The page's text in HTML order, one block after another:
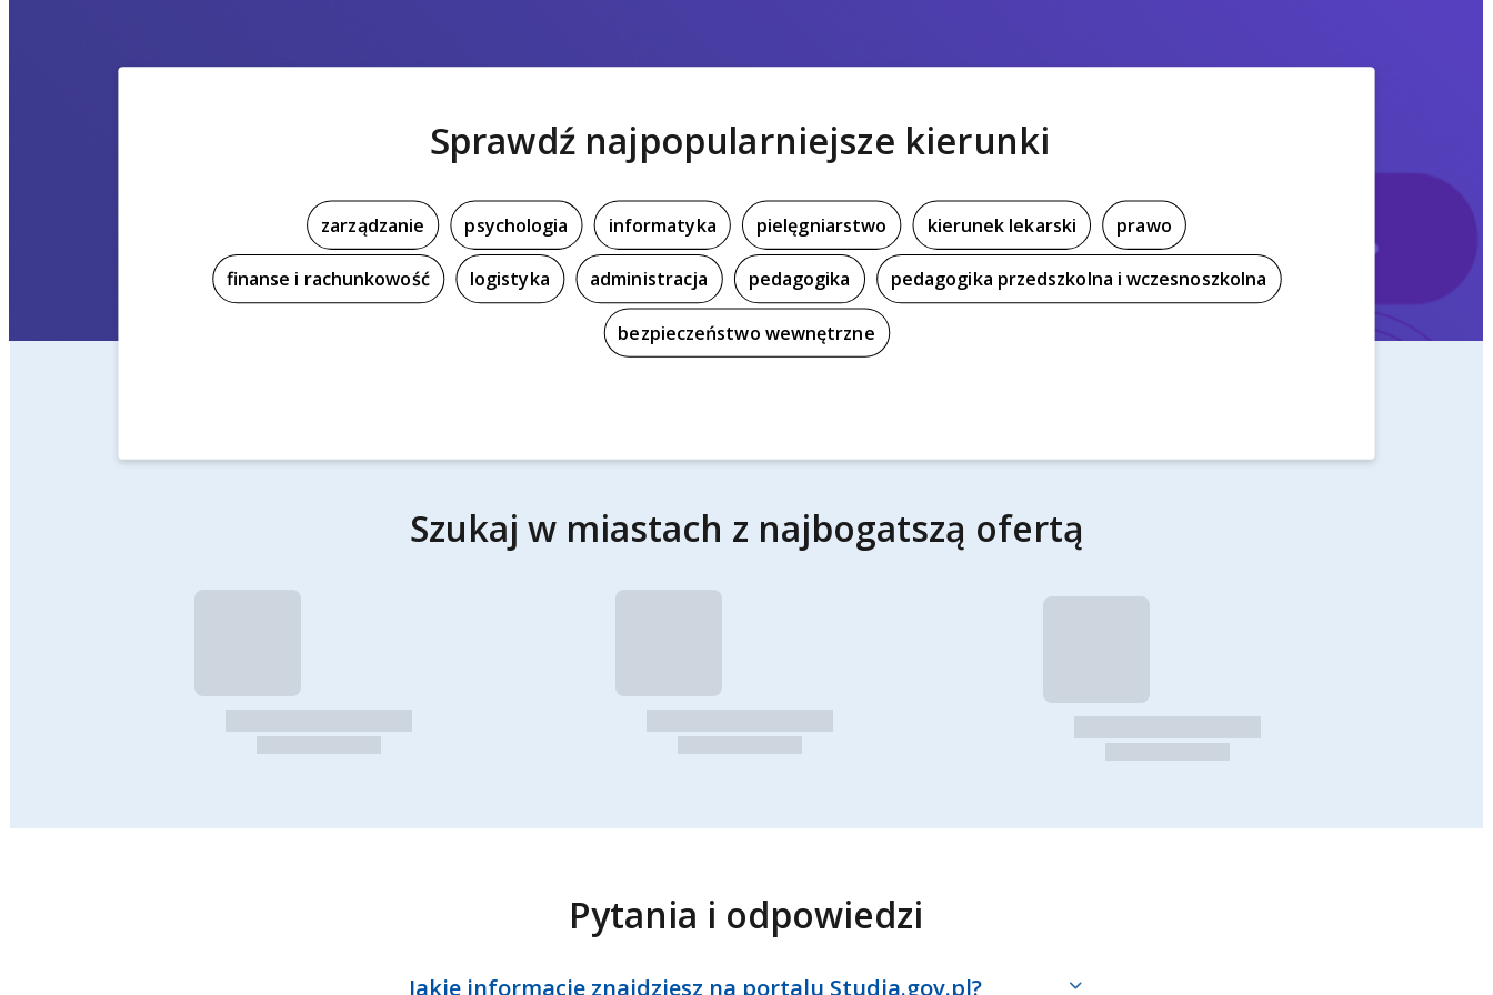
Sprawdź najpopularniejsze kierunki
zarządzanie psychologia informatyka pielęgniarstwo kierunek lekarski prawo
finanse i rachunkowość logistyka administracja pedagogika pedagogika przedszkolna i wczesnoszkolna
bezpieczeństwo wewnętrzne
Szukaj w miastach z najbogatszą ofertą
Pytania i odpowiedzi
Jakie informacje znajdziesz na portalu Studia.gov.pl?